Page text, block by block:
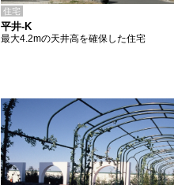
住宅
平井-K
最大4.2mの天井高を確保した住宅